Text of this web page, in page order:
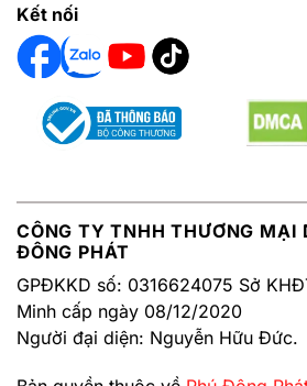
Kết nối
CÔNG TY TNHH THƯƠNG MẠI
ĐÔNG PHÁT
GPĐKKD số: 0316624075 Sở
Minh cấp ngày 08/12/2020
Người đại diện: Nguyễn Hữu Đức.